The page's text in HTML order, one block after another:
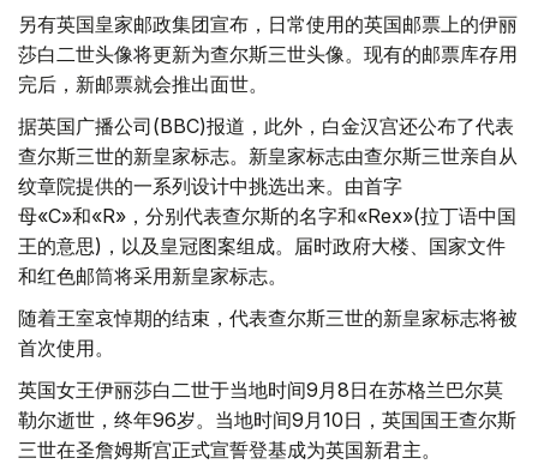
另有英国皇家邮政集团宣布，日常使用的英国邮票上的伊丽
莎白二世头像将更新为查尔斯三世头像。现有的邮票库存用
完后，新邮票就会推出面世。
据英国广播公司(BBC)报道，此外，白金汉宫还公布了代表
查尔斯三世的新皇家标志。新皇家标志由查尔斯三世亲自从
纹章院提供的一系列设计中挑选出来。由首字
母«C»和«R»，分别代表查尔斯的名字和«Rex»(拉丁语中国
王的意思)，以及皇冠图案组成。届时政府大楼、国家文件
和红色邮筒将采用新皇家标志。
随着王室哀悼期的结束，代表查尔斯三世的新皇家标志将被
首次使用。
英国女王伊丽莎白二世于当地时间9月8日在苏格兰巴尔莫
勒尔逝世，终年96岁。当地时间9月10日，英国国王查尔斯
三世在圣詹姆斯宫正式宣誓登基成为英国新君主。